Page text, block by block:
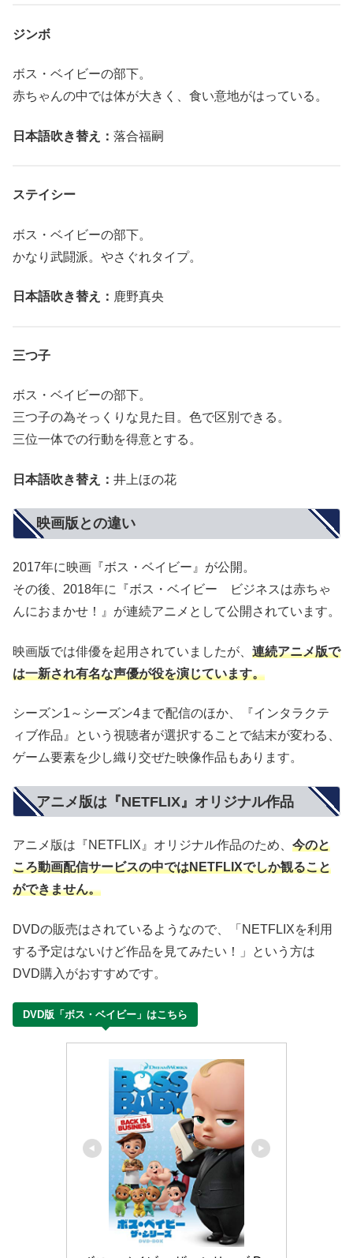
ジンボ
ボス・ベイビーの部下。
赤ちゃんの中では体が大きく、食い意地がはっている。
日本語吹き替え： 落合福嗣
ステイシー
ボス・ベイビーの部下。
かなり武闘派。やさぐれタイプ。
日本語吹き替え： 鹿野真央
三つ子
ボス・ベイビーの部下。
三つ子の為そっくりな見た目。色で区別できる。
三位一体での行動を得意とする。
日本語吹き替え： 井上ほの花
映画版との違い
2017年に映画『ボス・ベイビー』が公開。
その後、2018年に『ボス・ベイビー ビジネスは赤ちゃ
んにおまかせ！』が連続アニメとして公開されています。
映画版では俳優を起用されていましたが、 連続アニメ版で
は一新され有名な声優が役を演じています。
シーズン1～シーズン4まで配信のほか、『インタラクテ
ィブ作品』という視聴者が選択することで結末が変わる、
ゲーム要素を少し織り交ぜた映像作品もあります。
アニメ版は『NETFLIX』オリジナル作品
アニメ版は『NETFLIX』オリジナル作品のため、 今のと
ころ動画配信サービスの中ではNETFLIXでしか観ること
ができません。
DVDの販売はされているようなので、「NETFLIXを利用
する予定はないけど作品を見てみたい！」という方は
DVD購入がおすすめです。
DVD版「ボス・ベイビー」はこちら